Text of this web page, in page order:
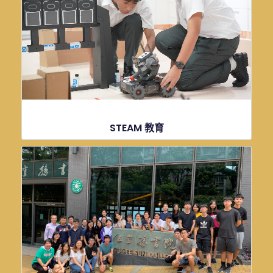
STEAM 教育
點擊了解更多資訊
點擊了解更多資訊